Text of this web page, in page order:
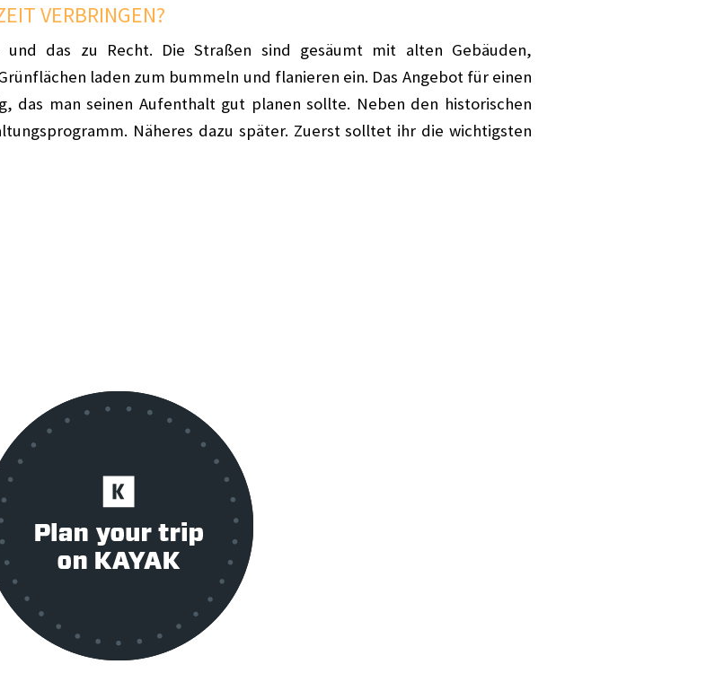
VERBRINGEN?
das zu Recht. Die Straßen sind gesäumt mit alten Gebäuden,
laden zum bummeln und flanieren ein. Das Angebot für einen
das man seinen Aufenthalt gut planen sollte. Neben den historischen
Näheres dazu später. Zuerst solltet ihr die wichtigsten